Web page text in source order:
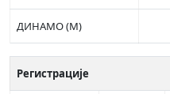
ДИНАМО (М)
Регистрације